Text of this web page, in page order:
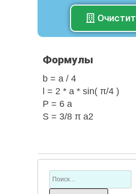
Формулы
b = a / 4
l = 2 * a * sin( π/4 )
Р = 6 а
S = 3/8 π a2